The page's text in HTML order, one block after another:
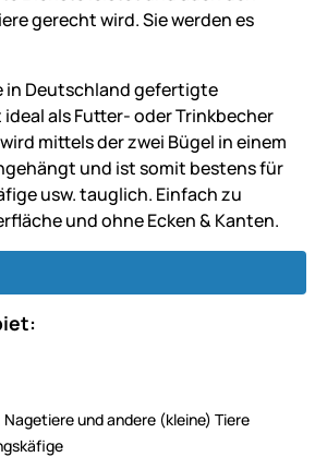
gerecht wird. Sie werden es
in Deutschland gefertigte
als Futter- oder Trinkbecher
mittels der zwei Bügel in einem
und ist somit bestens für
usw. tauglich. Einfach zu
und ohne Ecken & Kanten.
und andere (kleine) Tiere